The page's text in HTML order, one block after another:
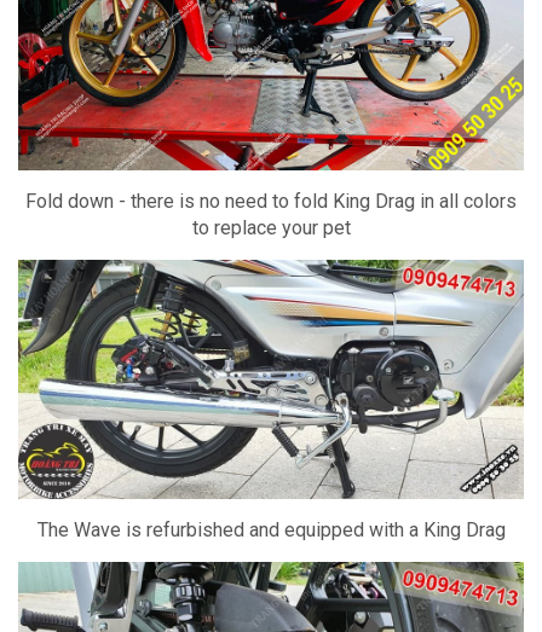
Fold down - there is no need to fold King Drag in all colors
to replace your pet
The Wave is refurbished and equipped with a King Drag